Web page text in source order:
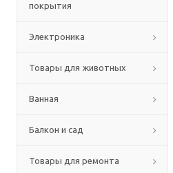
покрытия
Электроника
Товары для животных
Ванная
Балкон и сад
Товары для ремонта